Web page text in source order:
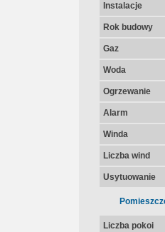
Instalacje
Rok budowy
Gaz
Woda
Ogrzewanie
Alarm
Winda
Liczba wind
Usytuowanie
Liczba pokoi